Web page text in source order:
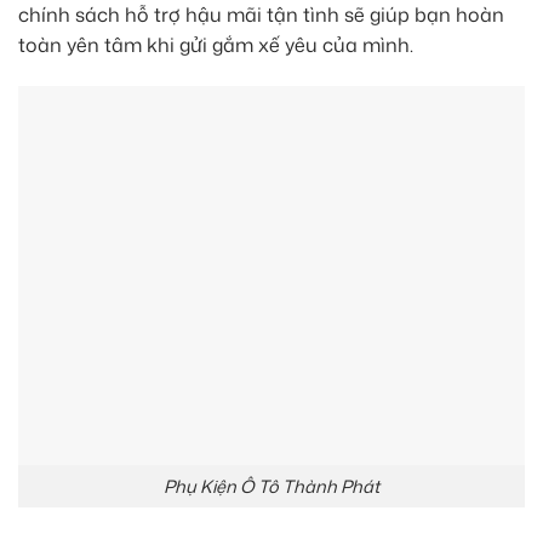
chính sách hỗ trợ hậu mãi tận tình sẽ giúp bạn hoàn
toàn yên tâm khi gửi gắm xế yêu của mình.
Phụ Kiện Ô Tô Thành Phát